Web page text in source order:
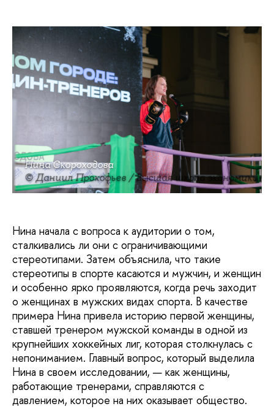
Нина Скороходова
© Даниил Прокофьев / Высшая школа экономики
Нина начала с вопроса к аудитории о том,
сталкивались ли они с ограничивающими
стереотипами. Затем объяснила, что такие
стереотипы в спорте касаются и мужчин, и женщин
и особенно ярко проявляются, когда речь заходит
о женщинах в мужских видах спорта. В качестве
примера Нина привела историю первой женщины,
ставшей тренером мужской команды в одной из
крупнейших хоккейных лиг, которая столкнулась с
непониманием. Главный вопрос, который выделила
Нина в своем исследовании, — как женщины,
работающие тренерами, справляются с
давлением, которое на них оказывает общество.